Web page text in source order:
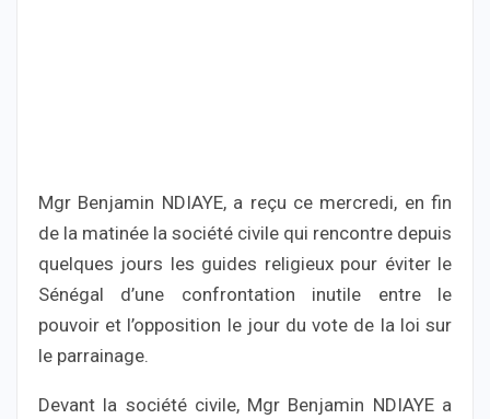
Mgr Benjamin NDIAYE, a reçu ce mercredi, en fin
de la matinée la société civile qui rencontre depuis
quelques jours les guides religieux pour éviter le
Sénégal d’une confrontation inutile entre le
pouvoir et l’opposition le jour du vote de la loi sur
le parrainage.
Devant la société civile, Mgr Benjamin NDIAYE a